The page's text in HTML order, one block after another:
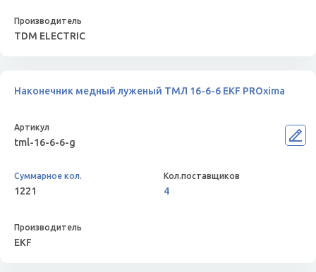
TDM ELECTRIC
Наконечник медный луженый ТМЛ 16-6-6 EKF PROxima
tml-16-6-6-g
1221 4
EKF